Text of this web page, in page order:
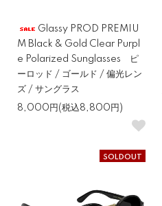
Glassy PROD PREMIU
M Black & Gold Clear Purpl
e Polarized Sunglasses ピ
ーロッド / ゴールド / 偏光レン
ズ / サングラス
8,000円(税込8,800円)
SOLDOUT